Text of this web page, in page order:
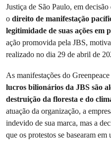
Justiça de São Paulo, em
o direito de manifestação
legitimidade de suas ações
ação promovida pela JBS,
realizado no dia 29 de abril de
As manifestações do
lucros bilionários da JBS são
destruição da floresta e do
atuação da organização, a
indevido de sua marca, mas a
que os protestos se basearam